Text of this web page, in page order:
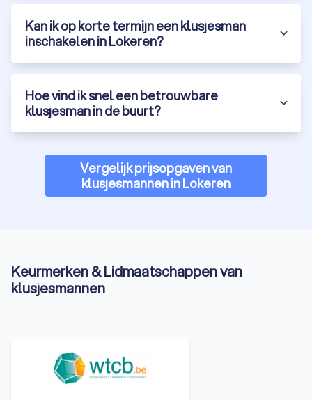
Kan ik op korte termijn een klusjesman
inschakelen in Lokeren?
Hoe vind ik snel een betrouwbare
klusjesman in de buurt?
Vergelijk prijsopgaven van
klusjesmannen in Lokeren
Keurmerken & Lidmaatschappen van
klusjesmannen